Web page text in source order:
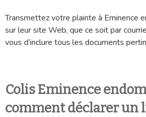
Transmettez votre plainte à Eminence
sur leur site Web, que ce soit par
vous d’inclure tous les documents
Colis Eminence
comment déclarer un